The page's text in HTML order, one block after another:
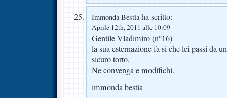
Immonda Bestiaha scritto:
Aprile 12th, 2011 alle 10:09
Gentile Vladimiro (n°16)
la sua esternazione fa si che lei passi da
sicuro torto.
Ne convenga e modifichi.
immonda bestia